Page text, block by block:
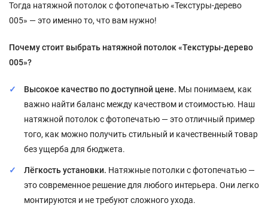
Тогда натяжной потолок с фотопечатью «Текстуры-дерево
005» — это именно то, что вам нужно!
Почему стоит выбрать натяжной потолок «Текстуры-дерево
005»?
Высокое качество по доступной цене. Мы понимаем, как
важно найти баланс между качеством и стоимостью. Наш
натяжной потолок с фотопечатью — это отличный пример
того, как можно получить стильный и качественный товар
без ущерба для бюджета.
Лёгкость установки. Натяжные потолки с фотопечатью —
это современное решение для любого интерьера. Они легко
монтируются и не требуют сложного ухода.